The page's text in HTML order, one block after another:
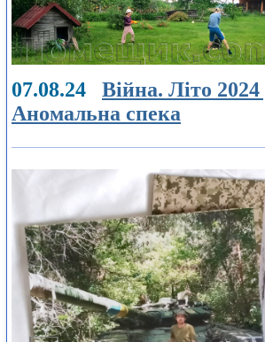
07.08.24 Війна. Літо 2024
Аномальна спека